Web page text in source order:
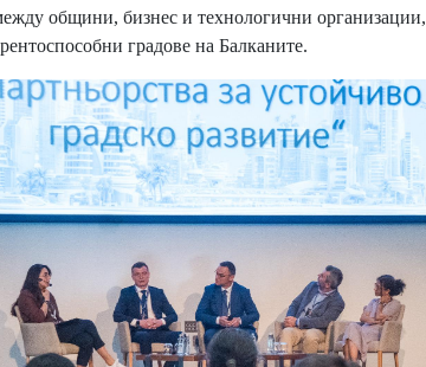
общини, бизнес и технологични
градове на Балканите.